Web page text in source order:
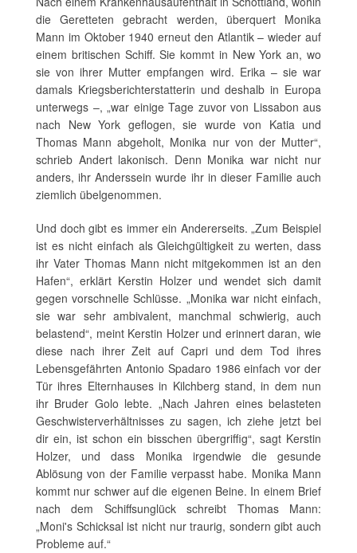
die Geretteten gebracht werden, überquert Monika
Mann im Oktober 1940 erneut den Atlantik – wieder auf
einem britischen Schiff. Sie kommt in New York an, wo
sie von ihrer Mutter empfangen wird. Erika – sie war
damals Kriegsberichterstatterin und deshalb in Europa
unterwegs –, „war einige Tage zuvor von Lissabon aus
nach New York geflogen, sie wurde von Katia und
Thomas Mann abgeholt, Monika nur von der Mutter“,
schrieb Andert lakonisch. Denn Monika war nicht nur
anders, ihr Anderssein wurde ihr in dieser Familie auch
ziemlich übelgenommen.
Und doch gibt es immer ein Andererseits. „Zum Beispiel
ist es nicht einfach als Gleichgültigkeit zu werten, dass
ihr Vater Thomas Mann nicht mitgekommen ist an den
Hafen“, erklärt Kerstin Holzer und wendet sich damit
gegen vorschnelle Schlüsse. „Monika war nicht einfach,
sie war sehr ambivalent, manchmal schwierig, auch
belastend“, meint Kerstin Holzer und erinnert daran, wie
diese nach ihrer Zeit auf Capri und dem Tod ihres
Lebensgefährten Antonio Spadaro 1986 einfach vor der
Tür ihres Elternhauses in Kilchberg stand, in dem nun
ihr Bruder Golo lebte. „Nach Jahren eines belasteten
Geschwisterverhältnisses zu sagen, ich ziehe jetzt bei
dir ein, ist schon ein bisschen übergriffig“, sagt Kerstin
Holzer, und dass Monika irgendwie die gesunde
Ablösung von der Familie verpasst habe. Monika Mann
kommt nur schwer auf die eigenen Beine. In einem Brief
nach dem Schiffsunglück schreibt Thomas Mann:
„Moni's Schicksal ist nicht nur traurig, sondern gibt auch
Probleme auf.“